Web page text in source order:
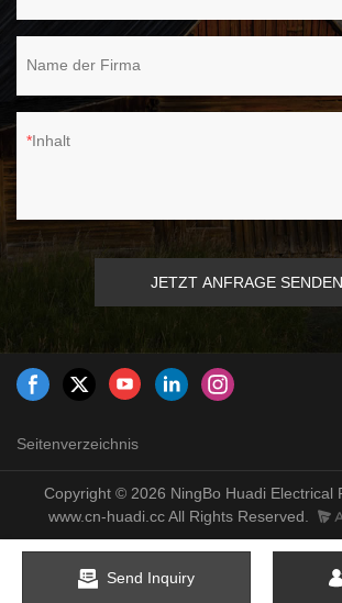
Name der Firma
Inhalt
JETZT ANFRAGE SENDEN
Seitenverzeichnis
Copyright © 2026 NingBo Huadi Electrical
www.cn-huadi.cc All Rights Reserved.
Send Inquiry